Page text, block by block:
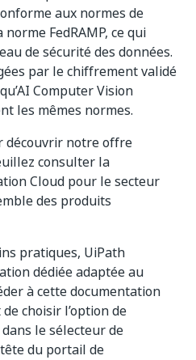
aux normes de
FedRAMP, ce qui
de sécurité des données.
par le chiffrement validé
Computer Vision
les mêmes normes.
découvrir notre offre
consulter la
Cloud pour le secteur
des produits
pratiques, UiPath
dédiée adaptée au
à cette documentation
choisir l’option de
dans le sélecteur de
du portail de